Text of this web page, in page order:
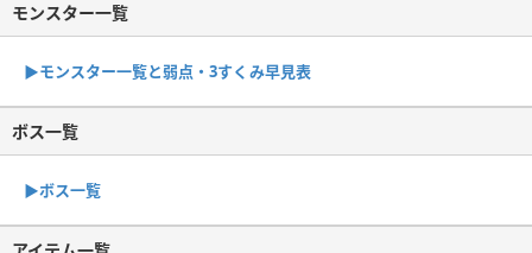
モンスター一覧
▶︎モンスター一覧と弱点・3すくみ早見表
ボス一覧
▶︎ボス一覧